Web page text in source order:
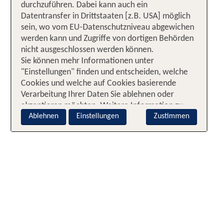
durchzuführen. Dabei kann auch ein
Datentransfer in Drittstaaten [z.B. USA] möglich
sein, wo vom EU-Datenschutzniveau abgewichen
werden kann und Zugriffe von dortigen Behörden
nicht ausgeschlossen werden können.
Sie können mehr Informationen unter
"Einstellungen" finden und entscheiden, welche
Cookies und welche auf Cookies basierende
Verarbeitung Ihrer Daten Sie ablehnen oder
akzeptieren möchten. Weitere Information zu
den Cookies finden Sie imCookie-Hinweis.
Zustimmen
Ablehnen Einstellungen